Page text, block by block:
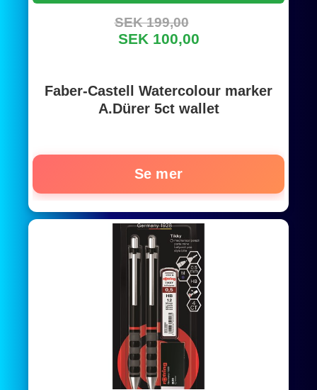
SEK 199,00
SEK 100,00
Faber-Castell Watercolour marker
A.Dürer 5ct wallet
Se mer